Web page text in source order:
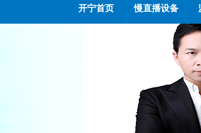
开宁首页 慢直播设备